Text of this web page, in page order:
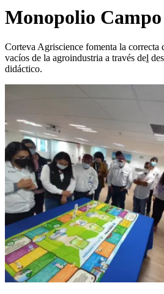
Monopolio
Corteva Agriscience fomenta la correcta
vacíos de la agroindustria a través del
didáctico.